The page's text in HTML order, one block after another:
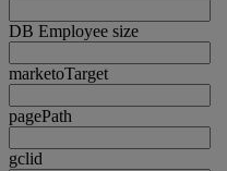
DB Employee size
marketoTarget
pagePath
gclid